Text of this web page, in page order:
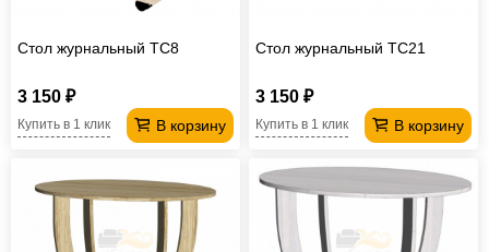
Стол журнальный TC8
3 150 ₽
В корзину
Купить в 1 клик
Стол журнальный TC21
3 150 ₽
В корзину
Купить в 1 клик